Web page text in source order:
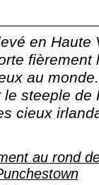
en Haute
au
steeple de
cieux
au rond